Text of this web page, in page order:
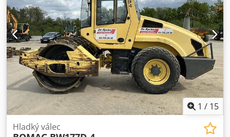
1 / 15
Hladký válec